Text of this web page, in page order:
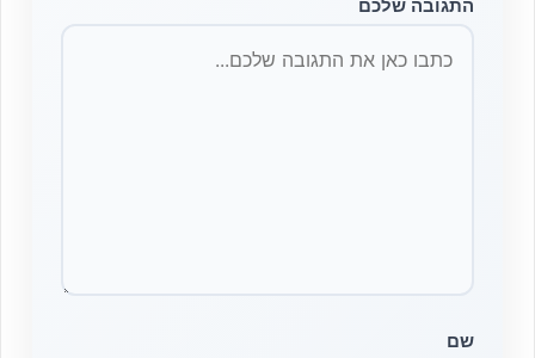
התגובה שלכם
שם